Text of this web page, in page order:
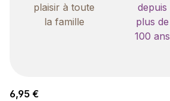
plaisir à toute
la famille
depuis
plus de
100 ans
Prix régulier :
6,95 €